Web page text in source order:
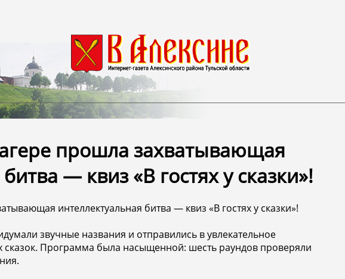
прошла захватывающая
— квиз «В гостях у сказки»!
интеллектуальная битва — квиз «В гостях у сказки»!
звучные названия и отправились в увлекательное
Программа была насыщенной: шесть раундов проверяли